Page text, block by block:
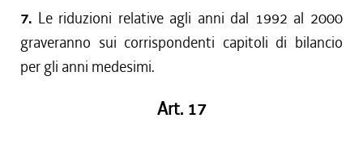
7. Le riduzioni relative agli anni dal 1992 al 2000
graveranno sui corrispondenti capitoli di bilancio
per gli anni medesimi.
Art. 17